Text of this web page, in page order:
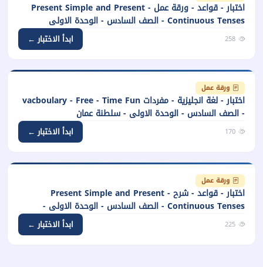
اختبار - قواعد - ورقة عمل - Present Simple and Present
Continuous Tenses - الصف السادس - الوحدة الاولى
258 ابدأ الاختبار ←
ورقة عمل
اختبار - لغة انجليزية - مفردات vacboulary - Free - Time Fun
- الصف السادس - الوحدة الاولى - سلطنة عمان
170 ابدأ الاختبار ←
ورقة عمل
اختبار - قواعد - شرح - Present Simple and Present
Continuous Tenses - الصف السادس - الوحدة الاولى -
سلطنة عمان
225 ابدأ الاختبار ←